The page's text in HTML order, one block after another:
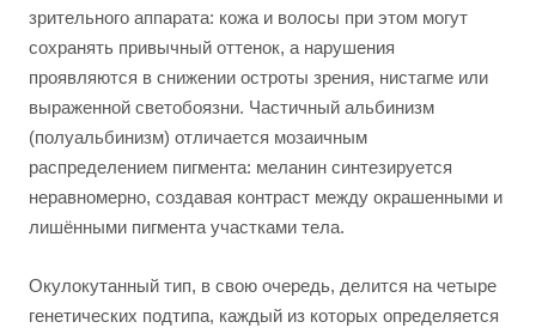
зрительного аппарата: кожа и волосы при этом могут
сохранять привычный оттенок, а нарушения
проявляются в снижении остроты зрения, нистагме или
выраженной светобоязни. Частичный альбинизм
(полуальбинизм) отличается мозаичным
распределением пигмента: меланин синтезируется
неравномерно, создавая контраст между окрашенными и
лишёнными пигмента участками тела.
Окулокутанный тип, в свою очередь, делится на четыре
генетических подтипа, каждый из которых определяется